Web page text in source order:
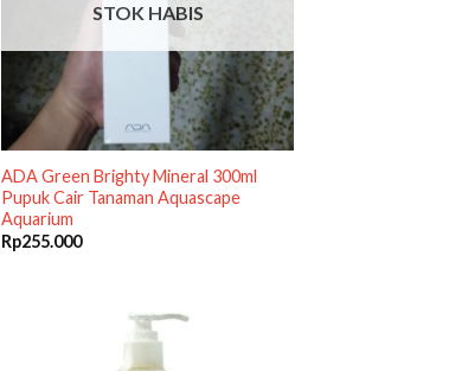
STOK HABIS
ADA Green Brighty Mineral 300ml
Pupuk Cair Tanaman Aquascape
Aquarium
Rp255.000